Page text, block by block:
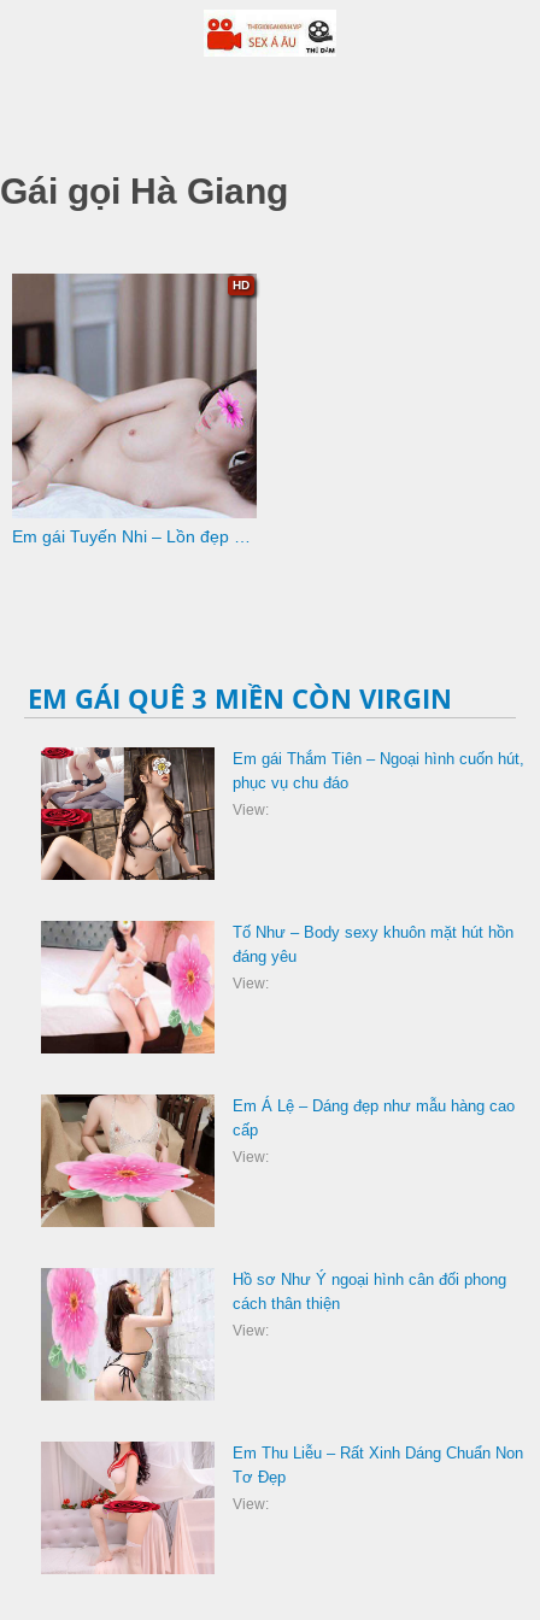
Gái gọi Hà Giang
HD
EM GÁI QUÊ 3 MIỀN CÒN VIRGIN
Em gái Thắm Tiên – Ngoại hình cuốn hút,
phục vụ chu đáo
View:
Tố Như – Body sexy khuôn mặt hút hồn
đáng yêu
View:
Em Á Lệ – Dáng đẹp như mẫu hàng cao
cấp
View:
Hồ sơ Như Ý ngoại hình cân đối phong
cách thân thiện
View:
Em Thu Liễu – Rất Xinh Dáng Chuẩn Non
Tơ Đẹp
View: